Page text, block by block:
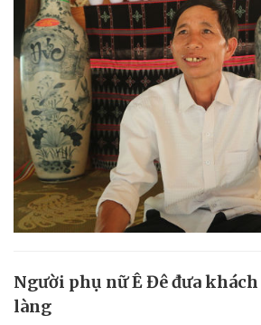
Người phụ nữ Ê Đê đưa
làng